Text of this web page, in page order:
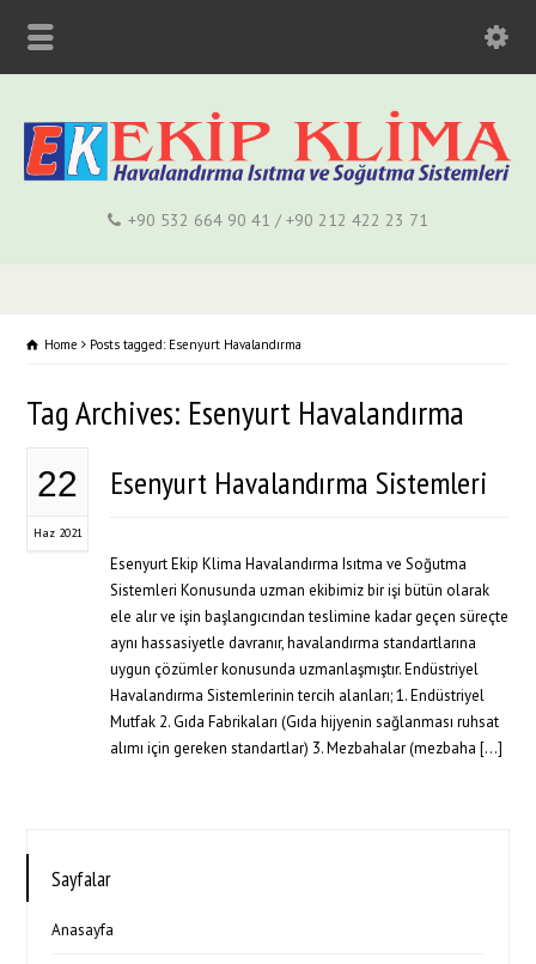
+90 532 664 90 41 / +90 212 422 23 71
Home Posts tagged: Esenyurt Havalandırma
Tag Archives: Esenyurt Havalandırma
22
Haz 2021
Esenyurt Havalandırma Sistemleri
Esenyurt Ekip Klima Havalandırma Isıtma ve Soğutma
Sistemleri Konusunda uzman ekibimiz bir işi bütün olarak
ele alır ve işin başlangıcından teslimine kadar geçen süreçte
aynı hassasiyetle davranır, havalandırma standartlarına
uygun çözümler konusunda uzmanlaşmıştır. Endüstriyel
Havalandırma Sistemlerinin tercih alanları; 1. Endüstriyel
Mutfak 2. Gıda Fabrikaları (Gıda hijyenin sağlanması ruhsat
alımı için gereken standartlar) 3. Mezbahalar (mezbaha […]
Sayfalar
Anasayfa